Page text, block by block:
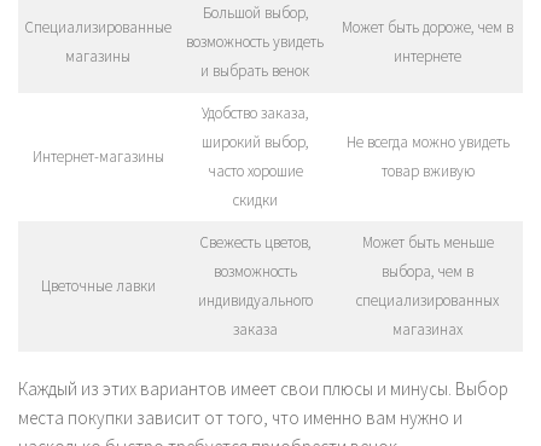
Специализированные
магазины
Большой выбор,
возможность увидеть
и выбрать венок
Может быть дороже, чем в
интернете
Интернет-магазины
Удобство заказа,
широкий выбор,
часто хорошие
скидки
Не всегда можно увидеть
товар вживую
Цветочные лавки
Свежесть цветов,
возможность
индивидуального
заказа
Может быть меньше
выбора, чем в
специализированных
магазинах
Каждый из этих вариантов имеет свои плюсы и минусы. Выбор
места покупки зависит от того, что именно вам нужно и